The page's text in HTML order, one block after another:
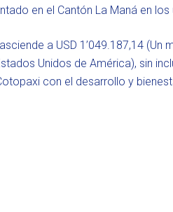
en el Cantón La Maná en los
a USD 1’049.187,14 (Un
Unidos de América), sin
con el desarrollo y